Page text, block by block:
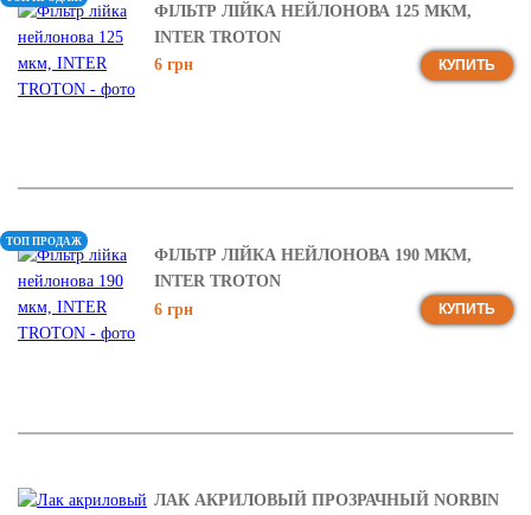
ФІЛЬТР ЛІЙКА НЕЙЛОНОВА 125 МКМ,
INTER TROTON
6 грн
КУПИТЬ
ФІЛЬТР ЛІЙКА НЕЙЛОНОВА 190 МКМ,
INTER TROTON
6 грн
КУПИТЬ
ТОП ПРОДАЖ
ЛАК АКРИЛОВЫЙ ПРОЗРАЧНЫЙ NORBIN